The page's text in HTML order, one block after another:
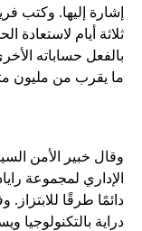
ثلاثة أيام لاستعادة
بالفعل حساباته
ما يقرب من مليون
وقال خبير الأمن
الإداري لمجموعة
دائمًا طرقًا للابتزاز.
دراية بالتكنولوجيا